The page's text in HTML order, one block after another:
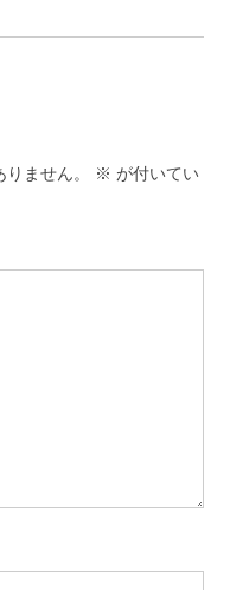
ません。 ※ が付いてい